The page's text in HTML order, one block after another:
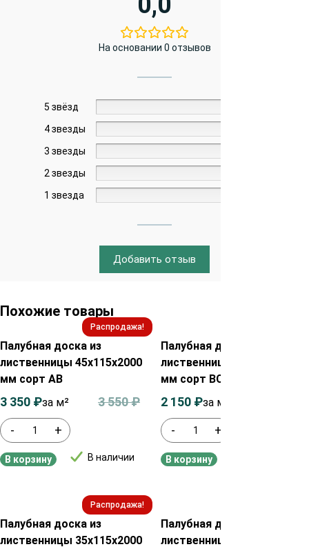
На основании 0 отзывов
5 звёзд
4 звезды
3 звезды
2 звезды
1 звезда
Добавить отзыв
Похожие товары
Распродажа!
Палубная доска из
лиственницы 45х115х2000
мм сорт АВ
- +
В наличии
3 550₽
3 350 ₽за м²
В корзину
Палубная доска из
лиственницы 35х90х2000
мм сорт ВС
- +
2 150 ₽за м²
В корзину
Распродажа!
Палубная доска из
лиственницы 35х115х2000
Палубная доска из
лиственницы 35х90х2000